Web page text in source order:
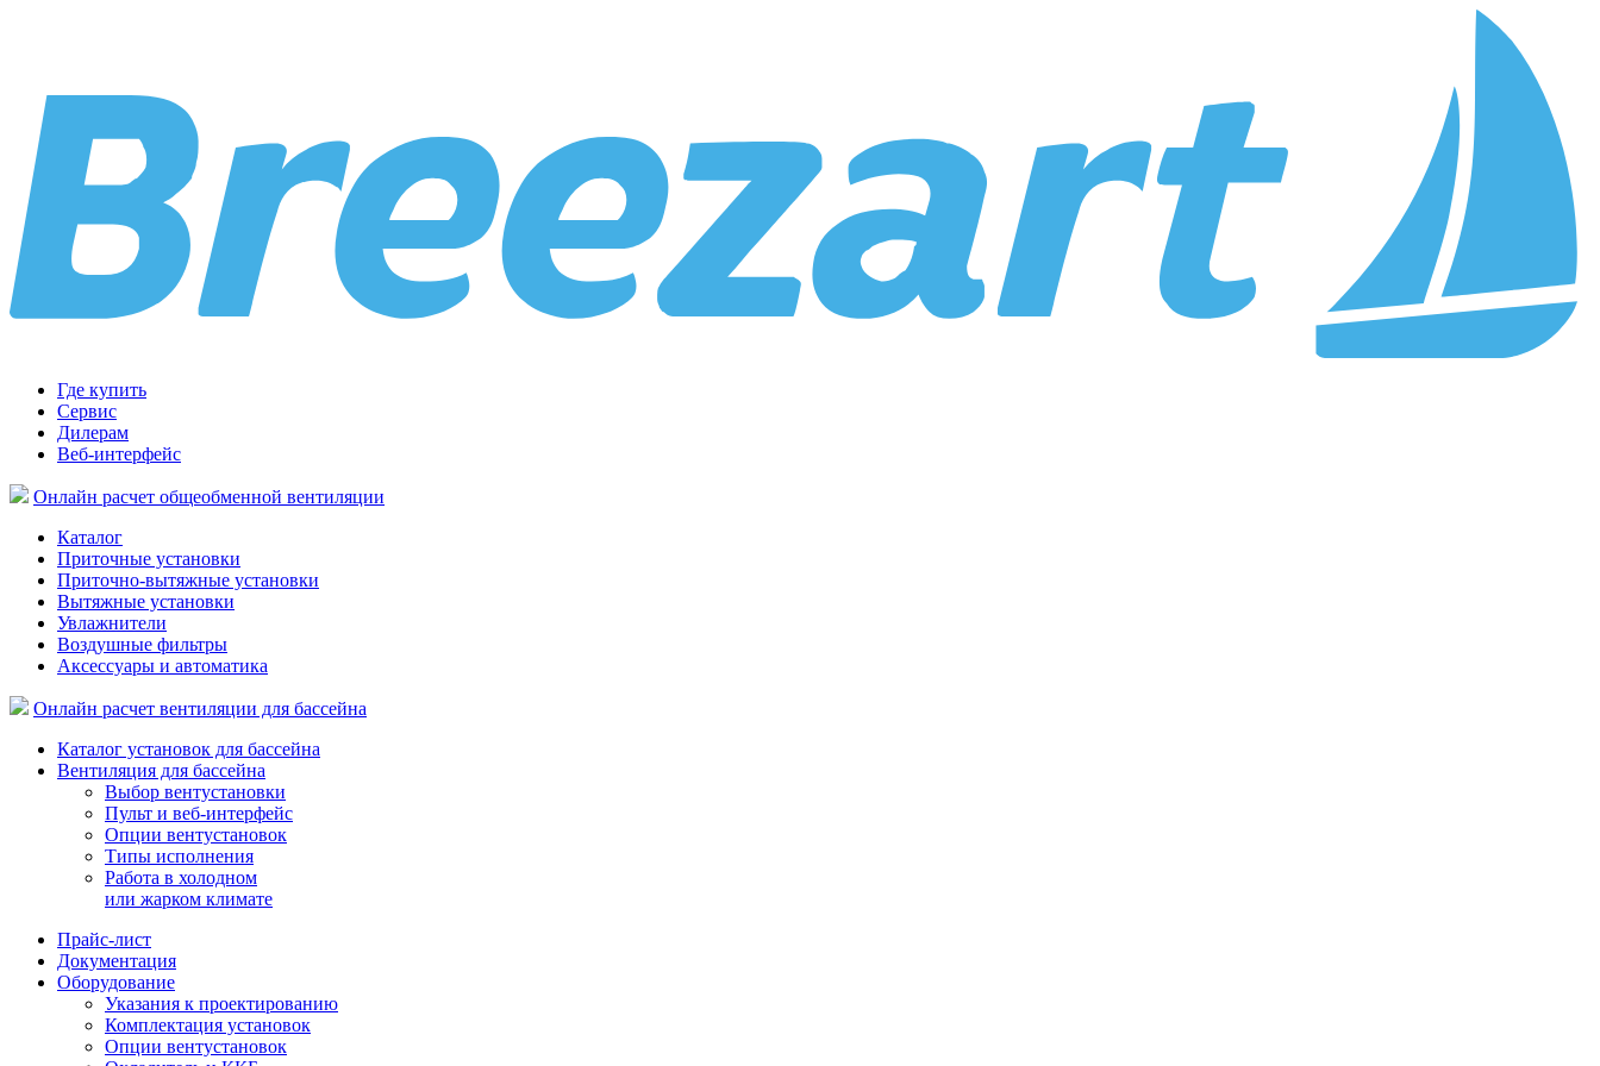
Где купить
Сервис
Дилерам
Веб-интерфейс
Онлайн расчет общеобменной вентиляции
Каталог
Приточные установки
Приточно-вытяжные установки
Вытяжные установки
Увлажнители
Воздушные фильтры
Аксессуары и автоматика
Онлайн расчет вентиляции для бассейна
Каталог установок для бассейна
Вентиляция для бассейна
Выбор вентустановки
Пульт и веб-интерфейс
Опции вентустановок
Типы исполнения
Работа в холодном
или жарком климате
Прайс-лист
Документация
Оборудование
Указания к проектированию
Комплектация установок
Опции вентустановок